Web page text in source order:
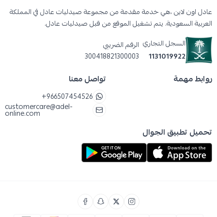
عضاضة للتسنين تعزز صحة الفم، تُحفّز تدفق الدم
في اللثة وتدعم النمو السليم للأسنان من بدايته.
مناسبة من عمر 4 أشهر فما فوق—أي من أول
علامة على التسنين.
كيفية استخدام عضاضة بيجون
3. دعيه يستكشفها—فهي مصممة لتحمل المضغ
اللطيف واللعب اليومي.
عادل اون لاين ،هي خدمة مقدمة من مجموعة صيدليات عادل في المملكة
العربية السعودية. يتم تشغيل الموقع من قبل صيدليات عادل.
السجل التجاري
1131019922
الرقم الضريبي
300418821300003
روابط مهمة تواصل معنا
+966507454526
customercare@adel-
online.com
تحميل تطبيق الجوال